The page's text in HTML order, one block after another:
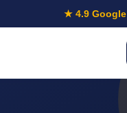
★ 4.9 Google